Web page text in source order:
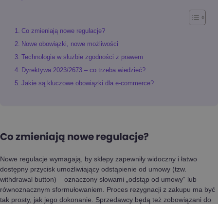
Co zmieniają nowe regulacje?
Nowe obowiązki, nowe możliwości
Technologia w służbie zgodności z prawem
Dyrektywa 2023/2673 – co trzeba wiedzieć?
Jakie są kluczowe obowiązki dla e-commerce?
Co zmieniają nowe regulacje?
Nowe regulacje wymagają, by sklepy zapewniły widoczny i łatwo
dostępny przycisk umożliwiający odstąpienie od umowy (tzw.
withdrawal button) – oznaczony słowami „odstąp od umowy” lub
równoznacznym sformułowaniem. Proces rezygnacji z zakupu ma być
tak prosty, jak jego dokonanie. Sprzedawcy będą też zobowiązani do